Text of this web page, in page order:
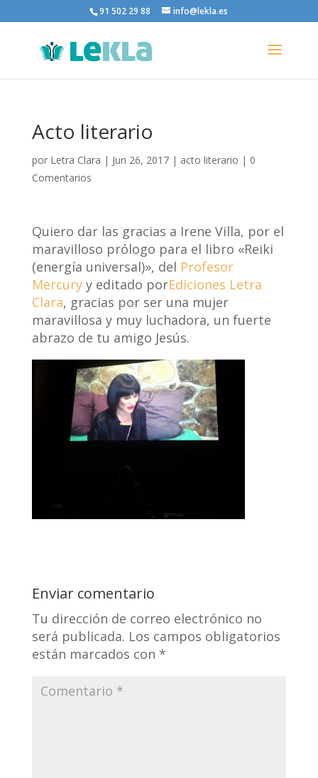
91 502 29 88 info@lekla.es
Acto literario
por Letra Clara | Jun 26, 2017| acto literario | 0
Comentarios
Quiero dar las gracias a Irene Villa, por el
maravilloso prólogo para el libro «Reiki
(energía universal)», del Profesor
Mercuryy editado porEdiciones Letra
Clara, gracias por ser una mujer
maravillosa y muy luchadora, un fuerte
abrazo de tu amigo Jesús.
Enviar comentario
Tu dirección de correo electrónico no
será publicada. Los campos obligatorios
están marcados con *